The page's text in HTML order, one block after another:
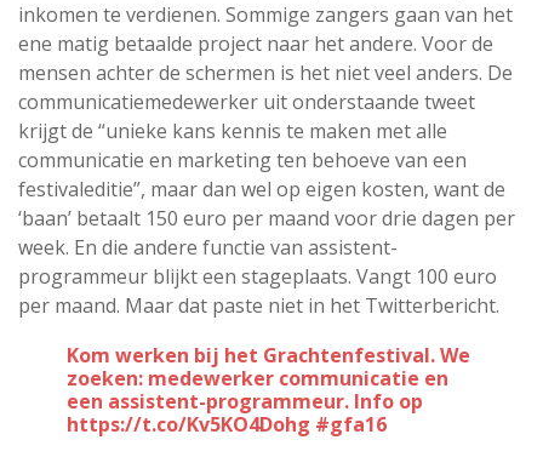
inkomen te verdienen. Sommige zangers gaan van het
ene matig betaalde project naar het andere. Voor de
mensen achter de schermen is het niet veel anders. De
communicatiemedewerker uit onderstaande tweet
krijgt de “unieke kans kennis te maken met alle
communicatie en marketing ten behoeve van een
festivaleditie”, maar dan wel op eigen kosten, want de
‘baan’ betaalt 150 euro per maand voor drie dagen per
week. En die andere functie van assistent-
programmeur blijkt een stageplaats. Vangt 100 euro
per maand. Maar dat paste niet in het Twitterbericht.
Kom werken bij het Grachtenfestival. We
zoeken: medewerker communicatie en
een assistent-programmeur. Info op
https://t.co/Kv5KO4Dohg #gfa16